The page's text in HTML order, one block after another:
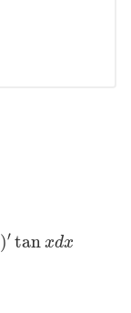
)′ tan xdx